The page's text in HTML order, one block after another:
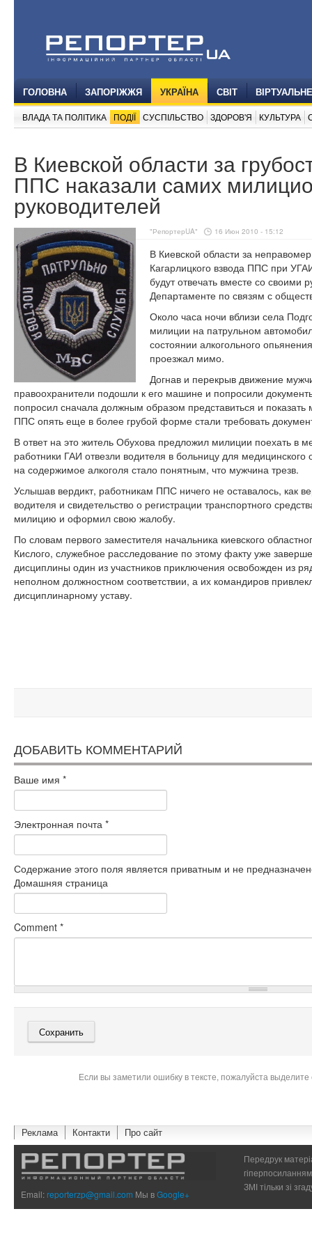
ГОЛОВНА ЗАПОРІЖЖЯ УКРАЇНА СВІТ
ВЛАДА ТА ПОЛІТИКА ПОДІЇ СУСПІЛЬСТВО ЗДОРОВ'Я КУЛЬТУРА
В Киевской области за
ППС наказали самих
руководителей
"РепортерUA" 16 Июн 2010 - 15:12
В Киевской области за
Кагарлицкого взвода ППС при
будут отвечать вместе со
Департаменте по связям с
Около часа ночи вблизи села
милиции на патрульном
состоянии алкогольного
проезжал мимо.
Догнав и перекрыв движение
правоохранители подошли к его машине и попросили
попросил сначала должным образом представиться и
ППС опять еще в более грубой форме стали требовать
В ответ на это житель Обухова предложил милиции поехать в
работники ГАИ отвезли водителя в больницу для
на содержимое алкоголя стало понятным, что мужчина трезв.
Услышав вердикт, работникам ППС ничего не оставалось, как
водителя и свидетельство о регистрации транспортного
милицию и оформил свою жалобу.
По словам первого заместителя начальника киевского
Кислого, служебное расследование по этому факту уже
дисциплины один из участников приключения освобожден из
неполном должностном соответствии, а их командиров
дисциплинарному уставу.
ДОБАВИТЬ КОММЕНТАРИЙ
Ваше имя *
Электронная почта *
Содержание этого поля является приватным и не
Домашняя страница
Comment *
Если вы заметили ошибку в тексте, пожалуйста
Реклама Контакти Про сайт
Email:reporterzp@gmail.com Мы вGoogle+
Передрук
ЗМІ тільки зі